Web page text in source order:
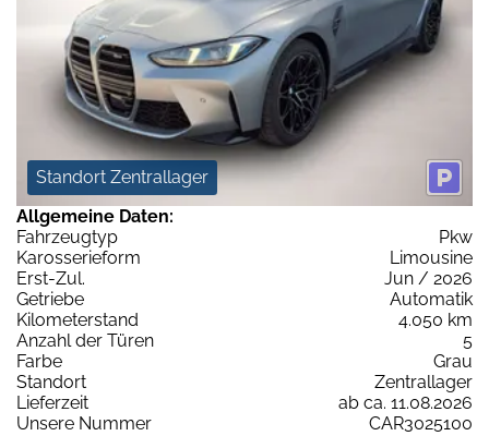
Standort Zentrallager
Allgemeine Daten:
Fahrzeugtyp
Pkw
Karosserieform
Limousine
Erst-Zul.
Jun / 2026
Getriebe
Automatik
Kilometerstand
4.050 km
Anzahl der Türen
5
Farbe
Grau
Standort
Zentrallager
Lieferzeit
ab ca. 11.08.2026
Unsere Nummer
CAR3025100